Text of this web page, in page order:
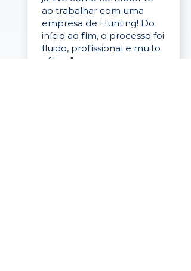
ao trabalhar com uma
empresa de Hunting! Do
início ao fim, o processo foi
fluido, profissional e muito
eficaz."